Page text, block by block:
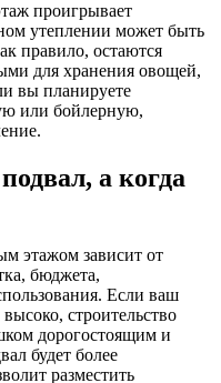
проигрывает
утеплении может быть
правило, остаются
для хранения овощей,
вы планируете
или бойлерную,
а когда
этажом зависит от
бюджета,
Если ваш
строительство
дорогостоящим и
будет более
разместить